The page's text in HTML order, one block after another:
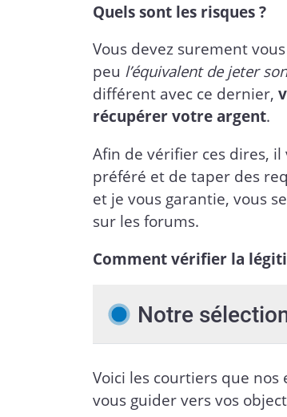
Quels sont les risques ?
Vous devez surement
peu l’équivalent de jeter
différent avec ce dernier,
récupérer votre argent.
Afin de vérifier ces dires,
préféré et de taper des
et je vous garantie, vous
sur les forums.
Comment vérifier la
Notre
Voici les courtiers que
vous guider vers vos